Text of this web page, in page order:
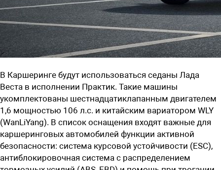
В Каршеринге будут использоваться седаны Лада
Веста в исполнении Практик. Такие машины
укомплектованы шестнадцатиклапанным двигателем
1,6 мощностью 106 л.с. и китайским вариатором WLY
(WanLiYang). В список оснащения входят важные для
каршеринговых автомобилей функции активной
безопасности: система курсовой устойчивости (ESC),
антиблокировочная система с распределением